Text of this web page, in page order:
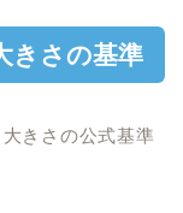
きさの基準
きさの公式基準